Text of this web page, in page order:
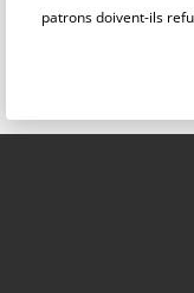
patrons doivent-ils